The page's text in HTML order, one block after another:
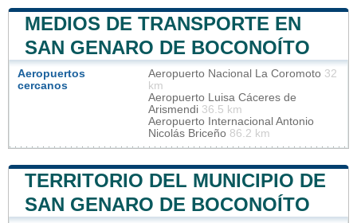
MEDIOS DE TRANSPORTE EN
SAN GENARO DE BOCONOÍTO
Aeropuertos
cercanos
Aeropuerto Nacional La Coromoto 32
km
Aeropuerto Luisa Cáceres de
Arismendi 36.5 km
Aeropuerto Internacional Antonio
Nicolás Briceño 86.2 km
TERRITORIO DEL MUNICIPIO DE
SAN GENARO DE BOCONOÍTO